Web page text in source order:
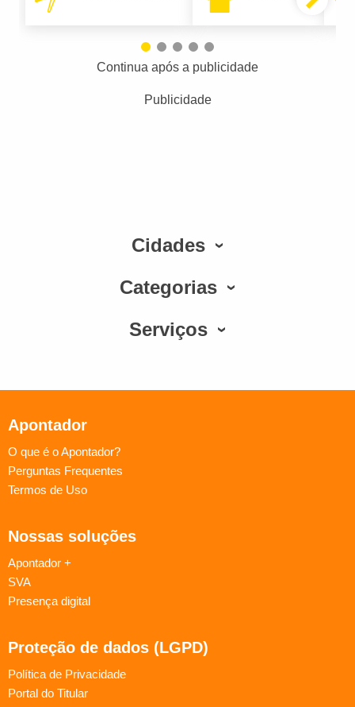
Continua após a publicidade
Publicidade
Cidades
Categorias
Serviços
Apontador
O que é o Apontador?
Perguntas Frequentes
Termos de Uso
Nossas soluções
Apontador +
SVA
Presença digital
Proteção de dados (LGPD)
Política de Privacidade
Portal do Titular